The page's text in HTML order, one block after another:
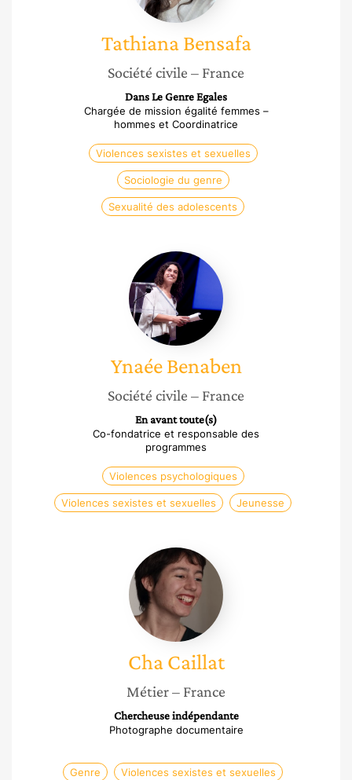
Tathiana Bensafa
Société civile – France
Dans Le Genre Egales
Chargée de mission égalité femmes –
hommes et Coordinatrice
Violences sexistes et sexuelles
Sociologie du genre
Sexualité des adolescents
Ynaée
Benaben
Ynaée Benaben
Société civile – France
En avant toute(s)
Co-fondatrice et responsable des
programmes
Violences psychologiques
Violences sexistes et sexuelles Jeunesse
Cha
Caillat
Cha Caillat
Métier– France
Chercheuse indépendante
Photographe documentaire
Genre Violences sexistes et sexuelles